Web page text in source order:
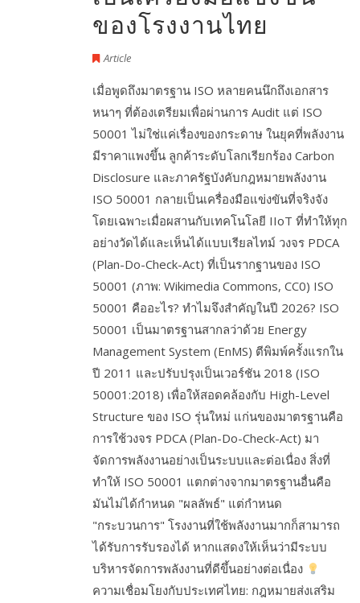
ของโรงงานไทย
Article
เมื่อพูดถึงมาตรฐาน ISO หลายคนนึกถึงเอกสาร
หนาๆ ที่ต้องเตรียมเพื่อผ่านการ Audit แต่ ISO
50001 ไม่ใช่แค่เรื่องของกระดาษ ในยุคที่พลังงาน
มีราคาแพงขึ้น ลูกค้าระดับโลกเรียกร้อง Carbon
Disclosure และภาครัฐบังคับกฎหมายพลังงาน
ISO 50001 กลายเป็นเครื่องมือแข่งขันที่จริงจัง
โดยเฉพาะเมื่อผสานกับเทคโนโลยี IIoT ที่ทำให้ทุก
อย่างวัดได้และเห็นได้แบบเรียลไทม์ วงจร PDCA
(Plan-Do-Check-Act) ที่เป็นรากฐานของ ISO
50001 (ภาพ: Wikimedia Commons, CC0) ISO
50001 คืออะไร? ทำไมจึงสำคัญในปี 2026? ISO
50001 เป็นมาตรฐานสากลว่าด้วย Energy
Management System (EnMS) ตีพิมพ์ครั้งแรกใน
ปี 2011 และปรับปรุงเป็นเวอร์ชัน 2018 (ISO
50001:2018) เพื่อให้สอดคล้องกับ High-Level
Structure ของ ISO รุ่นใหม่ แก่นของมาตรฐานคือ
การใช้วงจร PDCA (Plan-Do-Check-Act) มา
จัดการพลังงานอย่างเป็นระบบและต่อเนื่อง สิ่งที่
ทำให้ ISO 50001 แตกต่างจากมาตรฐานอื่นคือ
มันไม่ได้กำหนด "ผลลัพธ์" แต่กำหนด
"กระบวนการ" โรงงานที่ใช้พลังงานมากก็สามารถ
ได้รับการรับรองได้ หากแสดงให้เห็นว่ามีระบบ
บริหารจัดการพลังงานที่ดีขึ้นอย่างต่อเนื่อง
ความเชื่อมโยงกับประเทศไทย: กฎหมายส่งเสริม